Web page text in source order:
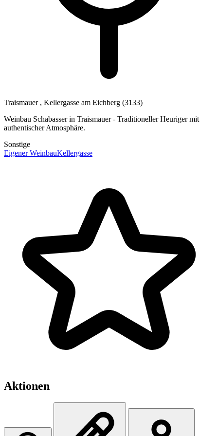
Traismauer , Kellergasse am Eichberg (3133)
Weinbau Schabasser in Traismauer - Traditioneller Heuriger mit
authentischer Atmosphäre.
Sonstige
Eigener WeinbauKellergasse
Aktionen